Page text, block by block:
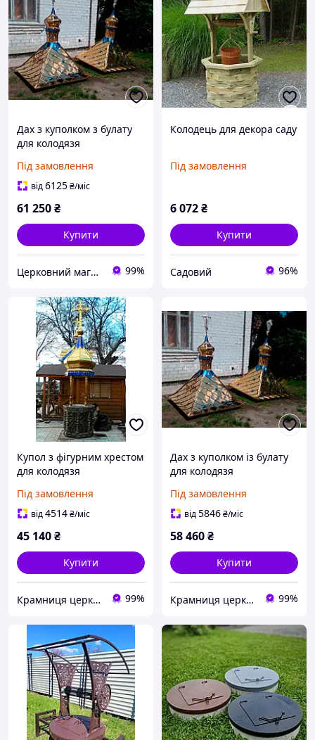
Дах з куполком з булату
для колодязя
Під замовлення
від6125₴/міс
61 250₴
Купити
Церковний магазин "Трикірій" 99%
Колодець для декора саду
Під замовлення
6 072₴
Купити
Садовий 96%
Купол з фігурним хрестом
для колодязя
замовлення
Під замовлення
від4514₴/міс
45 140₴
Купити
Крамниця церковних виробів «Грааль» 99%
Дах з куполком із булату
для колодязя
Під замовлення
від5846₴/міс
58 460₴
Купити
Крамниця церковних виробів «Грааль» 99%